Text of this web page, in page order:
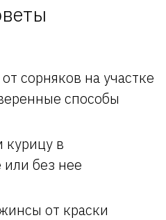
сорняков на участке
способы
курицу в
без нее
от краски